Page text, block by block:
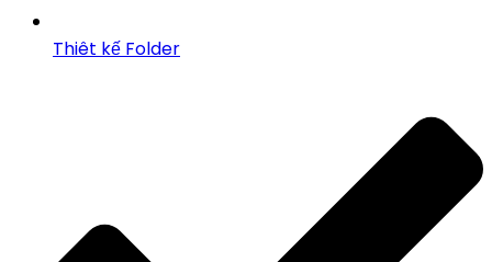
Thiêt kế Folder